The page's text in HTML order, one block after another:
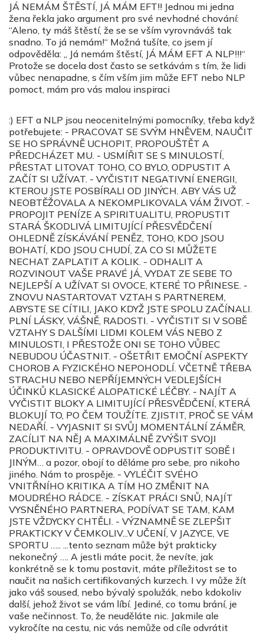
JÁ NEMÁM ŠTĚSTÍ, JÁ MÁM EFT!! Jednou mi jedna
žena řekla jako argument pro své nevhodné chování:
“Aleno, ty máš štěstí, že se se vším vyrovnáváš tak
snadno. To já nemám!“ Možná tušíte, co jsem jí
odpověděla: „ Já nemám štěstí, JÁ MÁM EFT A NLP!!!“
Protože se docela dost často se setkávám s tím, že lidi
vůbec nenapadne, s čím vším jim může EFT nebo NLP
pomoct, mám pro vás malou inspiraci
:) EFT a NLP jsou neocenitelnými pomocníky, třeba když
potřebujete: - PRACOVAT SE SVÝM HNĚVEM, NAUČIT
SE HO SPRÁVNĚ UCHOPIT, PROPOUŠTĚT A
PŘEDCHÁZET MU. - USMÍŘIT SE S MINULOSTÍ,
PŘESTAT LITOVAT TOHO, CO BYLO, ODPUSTIT A
ZAČÍT SI UŽÍVAT. - VYČISTIT NEGATIVNÍ ENERGII,
KTEROU JSTE POSBÍRALI OD JINÝCH. ABY VÁS UŽ
NEOBTĚŽOVALA A NEKOMPLIKOVALA VÁM ŽIVOT. -
PROPOJIT PENÍZE A SPIRITUALITU, PROPUSTIT
STARÁ ŠKODLIVÁ LIMITUJÍCÍ PŘESVĚDČENÍ
OHLEDNĚ ZÍSKÁVÁNÍ PENĚZ, TOHO, KDO JSOU
BOHATÍ, KDO JSOU CHUDÍ, ZA CO SI MŮŽETE
NECHAT ZAPLATIT A KOLIK. - ODHALIT A
ROZVINOUT VAŠE PRAVÉ JÁ, VYDAT ZE SEBE TO
NEJLEPŠÍ A UŽÍVAT SI OVOCE, KTERÉ TO PŘINESE. -
ZNOVU NASTARTOVAT VZTAH S PARTNEREM,
ABYSTE SE CÍTILI, JAKO KDYŽ JSTE SPOLU ZAČÍNALI.
PLNÍ LÁSKY, VÁŠNĚ, RADOSTI. - VYČISTIT SI V SOBĚ
VZTAHY S DALŠÍMI LIDMI KOLEM VÁS NEBO Z
MINULOSTI, I PŘESTOŽE ONI SE TOHO VŮBEC
NEBUDOU ÚČASTNIT. - OŠETŘIT EMOČNÍ ASPEKTY
CHOROB A FYZICKÉHO NEPOHODLÍ. VČETNĚ TŘEBA
STRACHU NEBO NEPŘÍJEMNÝCH VEDLEJŠÍCH
ÚČINKŮ KLASICKÉ ALOPATICKÉ LÉČBY. - NAJÍT A
VYČISTIT BLOKY A LIMITUJÍCÍ PŘESVĚDČENÍ, KTERÁ
BLOKUJÍ TO, PO ČEM TOUŽÍTE. ZJISTIT, PROČ SE VÁM
NEDAŘÍ. - VYJASNIT SI SVŮJ MOMENTÁLNÍ ZÁMĚR,
ZACÍLIT NA NĚJ A MAXIMÁLNĚ ZVÝŠIT SVOJI
PRODUKTIVITU. - OPRAVDOVĚ ODPUSTIT SOBĚ I
JINÝM… a pozor, obojí to děláme pro sebe, pro nikoho
jiného. Nám to prospěje. - VYLÉČIT SVÉHO
VNITŘNÍHO KRITIKA A TÍM HO ZMĚNIT NA
MOUDRÉHO RÁDCE. - ZÍSKAT PRÁCI SNŮ, NAJÍT
VYSNĚNÉHO PARTNERA, PODÍVAT SE TAM, KAM
JSTE VŽDYCKY CHTĚLI. - VÝZNAMNĚ SE ZLEPŠIT
PRAKTICKY V ČEMKOLIV...V UČENÍ, V JAZYCE, VE
SPORTU ….. ...tento seznam může být prakticky
nekonečný …. A jestli máte pocit, že nevíte, jak
konkrétně se k tomu postavit, máte příležitost se to
naučit na našich certifikovaných kurzech. I vy může žít
jako váš soused, nebo bývalý spolužák, nebo kdokoliv
další, jehož život se vám líbí. Jediné, co tomu brání, je
vaše nečinnost. To, že neuděláte nic. Jakmile ale
vykročíte na cestu, nic vás nemůže od cíle odvrátit